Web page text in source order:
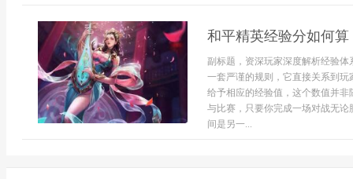
和平精英经验分如何
副标题，资深玩家深度解析经验
一套严谨的规则，它直接关系到
给予相应的经验值，这个数值并
与比赛，只要你完成一场对战无
间是另一...